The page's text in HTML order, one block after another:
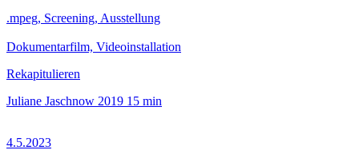
.mpeg, Screening, Ausstellung
Dokumentarfilm, Videoinstallation
Rekapitulieren
Juliane Jaschnow 2019 15 min
4.5.2023